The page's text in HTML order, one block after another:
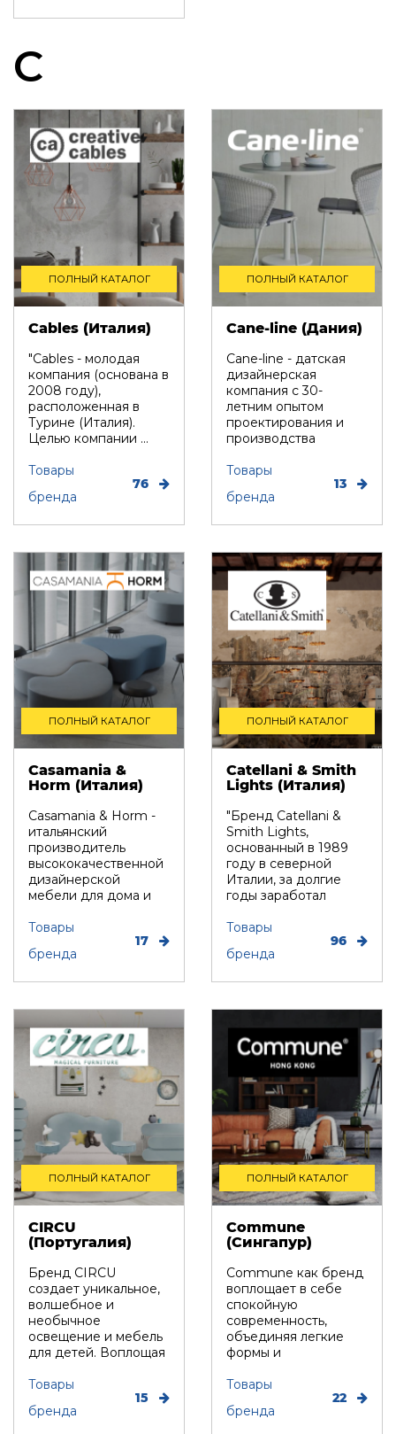
C
ПОЛНЫЙ КАТАЛОГ
Cables (Италия)
"Cables - молодая
компания (основана в
2008 году),
расположенная в
Турине (Италия).
Целью компании ...
Товары
бренда
76
ПОЛНЫЙ КАТАЛОГ
Cane-line (Дания)
Cane-line - датская
дизайнерская
компания с 30-
летним опытом
проектирования и
производства
удобной мебе...
Товары
бренда
13
ПОЛНЫЙ КАТАЛОГ
Casamania &
Horm (Италия)
Casamania & Horm -
итальянский
производитель
высококачественной
дизайнерской
мебели для дома и
свою ...
Товары
бренда
17
ПОЛНЫЙ КАТАЛОГ
Catellani & Smith
Lights (Италия)
"Бренд Catellani &
Smith Lights,
основанный в 1989
году в северной
Италии, за долгие
годы заработал
Товары
бренда
96
ПОЛНЫЙ КАТАЛОГ
CIRCU
(Португалия)
Бренд CIRCU
создает уникальное,
волшебное и
необычное
освещение и мебель
для детей. Воплощая
жизнь, Circ...
Товары
бренда
15
ПОЛНЫЙ КАТАЛОГ
Commune
(Сингапур)
Commune как бренд
воплощает в себе
спокойную
современность,
объединяя легкие
формы и
мастерство.
Товары
бренда
22